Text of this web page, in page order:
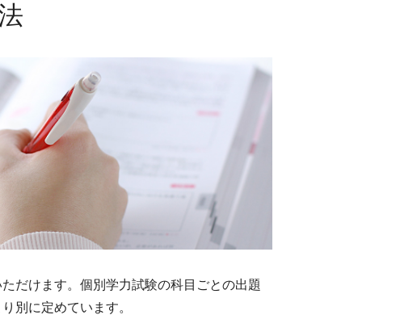
だけます。個別学力試験の科目ごとの出題
別に定めています。